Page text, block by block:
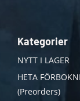
Kategorier
NYTT I LAGER
HETA
(Preorders)